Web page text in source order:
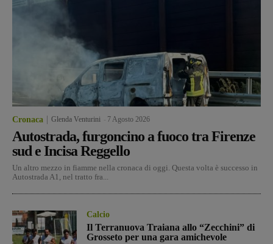
Cronaca Glenda Venturini 7 Agosto 2026
Autostrada, furgoncino a fuoco tra Firenze
sud e Incisa Reggello
Un altro mezzo in fiamme nella cronaca di oggi. Questa volta è successo in
Autostrada A1, nel tratto fra...
Calcio
Il Terranuova Traiana allo “Zecchini” di
Grosseto per una gara amichevole